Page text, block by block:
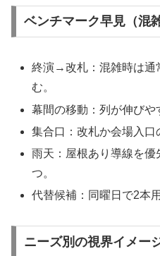
ベンチマーク早見（混
終演→改札：混雑時は通
む。
幕間の移動：列が伸びや
集合口：改札か会場入口
雨天：屋根あり導線を
つ。
代替候補：同曜日で2本
ニーズ別の視界イメー